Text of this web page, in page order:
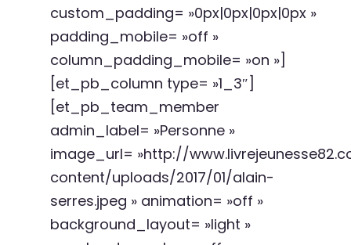
custom_padding= »0px|0px|0px|0px »
padding_mobile= »off »
column_padding_mobile= »on »]
[et_pb_column type= »1_3″]
[et_pb_team_member
admin_label= »Personne »
image_url= »http://
content/uploads/2017/01/alain-
serres.jpeg » animation= »off »
background_layout= »light »